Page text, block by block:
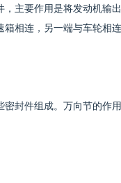
主要作用是将发动机输
箱相连，另一端与车轮相
封件组成。万向节的作